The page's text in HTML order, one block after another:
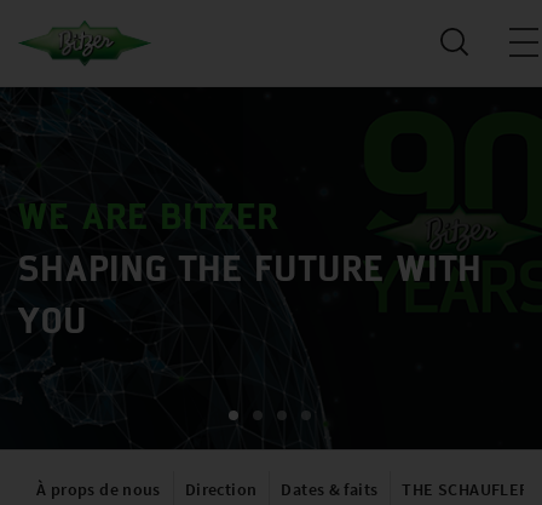
WE ARE BITZER
SHAPING THE FUTURE WITH
YOU
À props de nous Direction Dates & faits THE SCHAUFLER